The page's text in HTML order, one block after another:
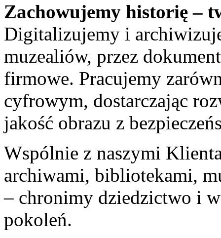
Zachowujemy historię –
Digitalizujemy i
muzealiów, przez
firmowe. Pracujemy
cyfrowym, dostarczając
jakość obrazu z
Wspólnie z naszymi
archiwami, bibliotekami,
– chronimy dziedzictwo i
pokoleń.